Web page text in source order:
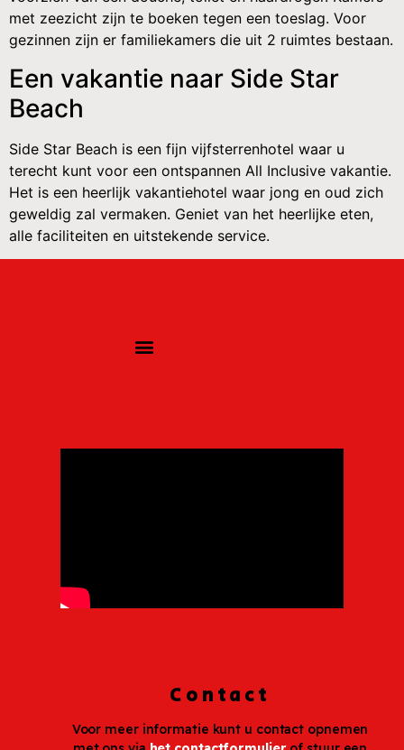
met zeezicht zijn te boeken tegen een toeslag. Voor
gezinnen zijn er familiekamers die uit 2 ruimtes bestaan.
Een vakantie naar Side Star
Beach
Side Star Beach is een fijn vijfsterrenhotel waar u
terecht kunt voor een ontspannen All Inclusive vakantie.
Het is een heerlijk vakantiehotel waar jong en oud zich
geweldig zal vermaken. Geniet van het heerlijke eten,
alle faciliteiten en uitstekende service.
Contact
Voor meer informatie kunt u contact opnemen